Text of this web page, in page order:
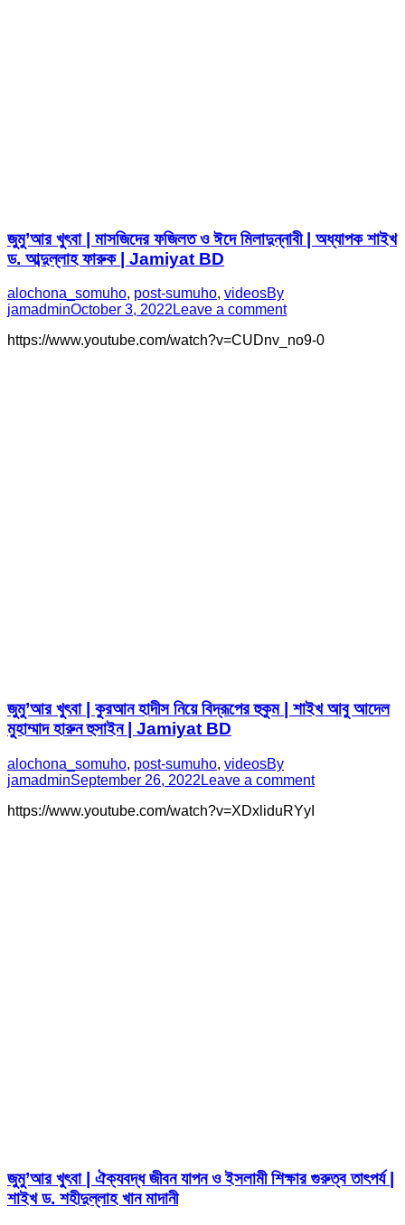
জুমু’আর খুৎবা | মাসজিদের ফজিলত ও ঈদে মিলাদুন্নাবী | অধ্যাপক শাইখ
ড. আব্দুল্লাহ ফারুক | Jamiyat BD
alochona_somuho, post-sumuho, videosBy
jamadminOctober 3, 2022 Leave a comment
https://www.youtube.com/watch?v=CUDnv_no9-0
জুমু’আর খুৎবা | কুরআন হাদীস নিয়ে বিদ্রূপের হুকুম | শাইখ আবু আদেল
মুহাম্মাদ হারুন হুসাইন | Jamiyat BD
alochona_somuho, post-sumuho, videosBy
jamadminSeptember 26, 2022 Leave a comment
https://www.youtube.com/watch?v=XDxliduRYyI
জুমু’আর খুৎবা | ঐক্যবদ্ধ জীবন যাপন ও ইসলামী শিক্ষার গুরুত্ব তাৎপর্য |
শাইখ ড. শহীদুল্লাহ খান মাদানী